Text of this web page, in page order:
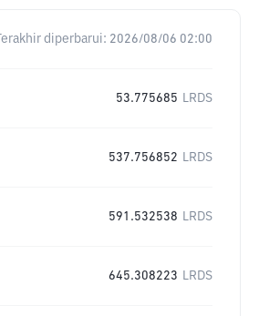
Terakhir diperbarui: 2026/08/06 02:00
53.775685 LRDS
537.756852 LRDS
591.532538 LRDS
645.308223 LRDS